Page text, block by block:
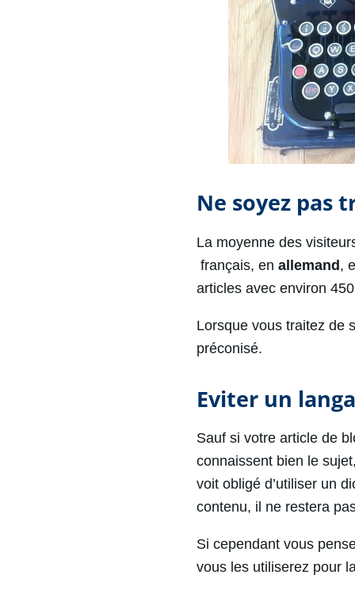
Ne soyez pas
La moyenne des
français, en allemand,
articles avec environ
Lorsque vous traitez de
préconisé.
Eviter un
Sauf si votre article de
connaissent bien le
voit obligé d’utiliser un
contenu, il ne restera
Si cependant vous
vous les utiliserez pour